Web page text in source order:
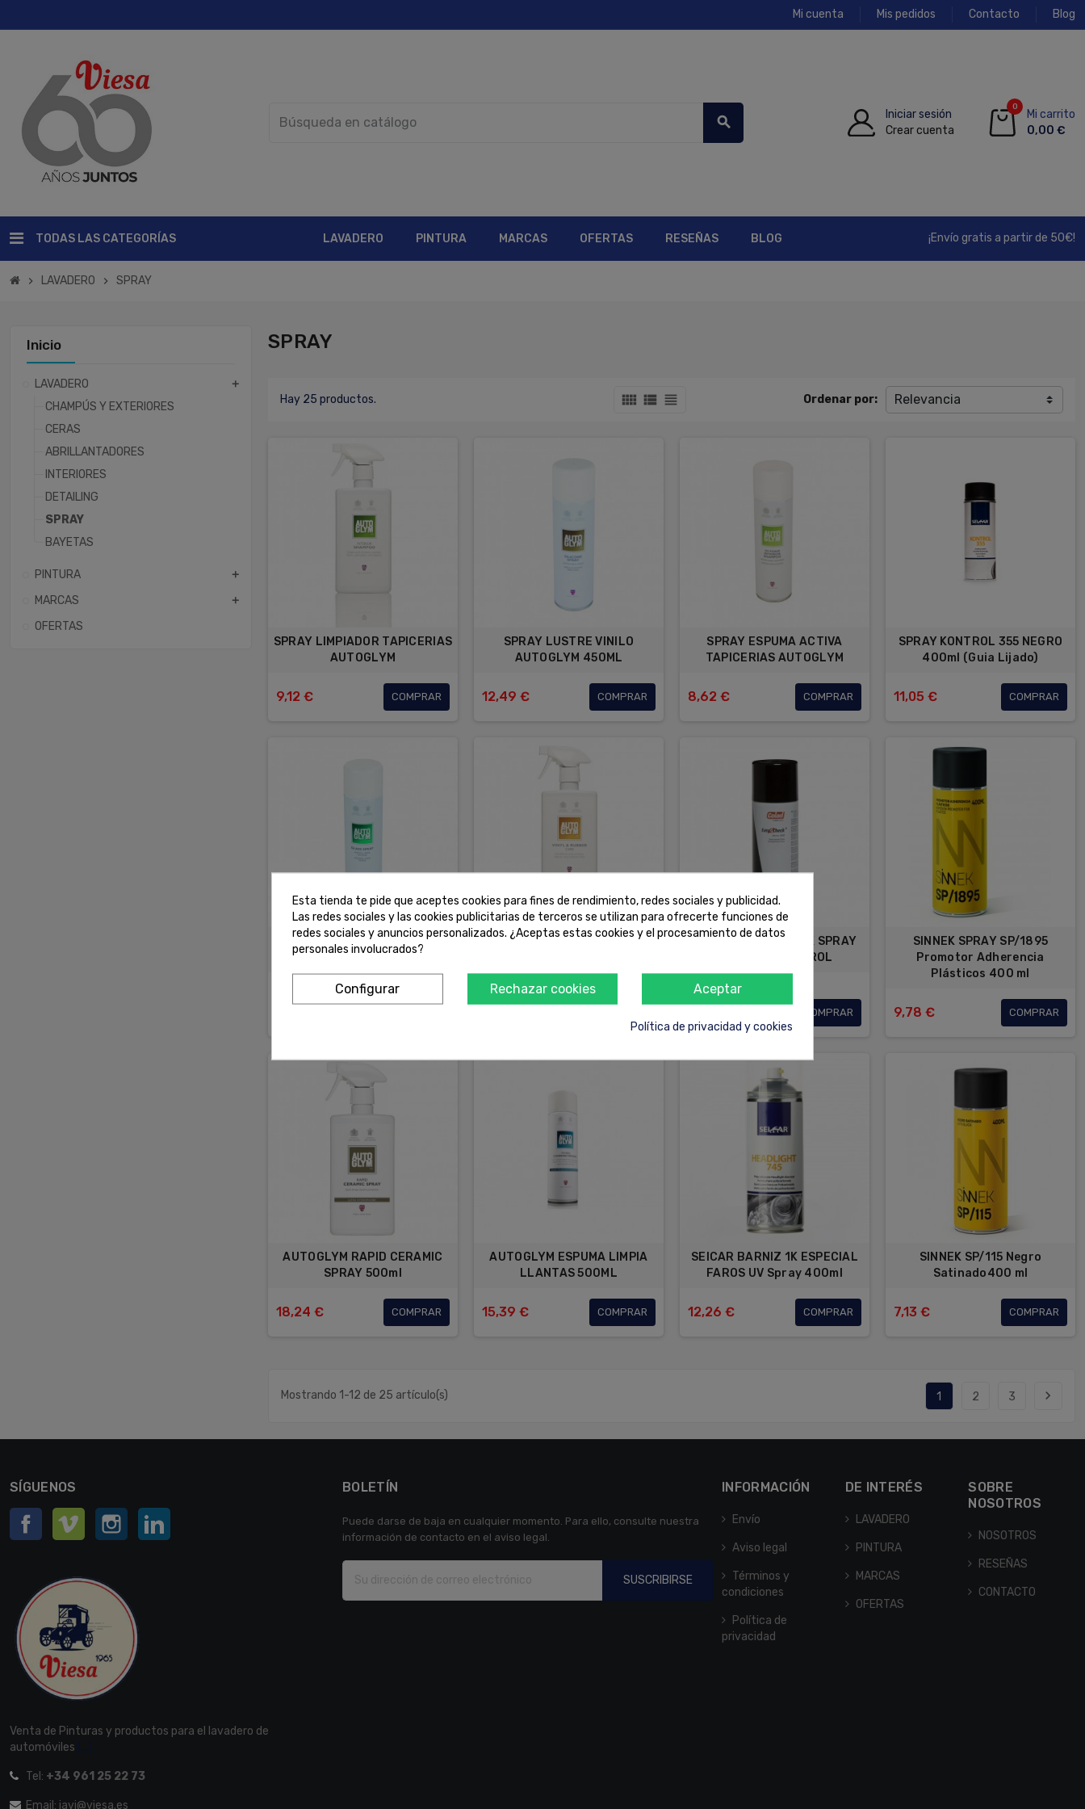
Mi cuenta Mis pedidos Contacto Blog
search
Iniciar sesión
Crear cuenta
0
Mi carrito
0,00 €
TODAS LAS CATEGORÍAS LAVADERO PINTURA MARCAS OFERTAS RESEÑAS BLOG ¡Envío gratis a partir de 50€!
chevron_right LAVADERO chevron_right SPRAY
Inicio
LAVADERO add
CHAMPÚS Y EXTERIORES
CERAS
ABRILLANTADORES
INTERIORES
DETAILING
SPRAY
BAYETAS
PINTURA add
MARCAS add
OFERTAS
SPRAY
view_comfy view_list view_headline Ordenar por: Relevancia
Hay 25 productos.
SPRAY LIMPIADOR TAPICERIAS
AUTOGLYM
9,12 € COMPRAR
SPRAY LUSTRE VINILO
AUTOGLYM 450ML
12,49 € COMPRAR
SPRAY ESPUMA ACTIVA
TAPICERIAS AUTOGLYM
8,62 € COMPRAR
SPRAY KONTROL 355 NEGRO
400ml (Guia Lijado)
11,05 € COMPRAR
AUTOGLYM LIMPIACRISTALES
EN SPRAY
AUTOGLYM LIMPIADRO GOMAS
COLAD EASY2CHECK SPRAY
ACABADO KONTROL
COMPRAR
SINNEK SPRAY SP/1895
Promotor Adherencia
Plásticos 400 ml
9,78 € COMPRAR
AUTOGLYM RAPID CERAMIC
SPRAY 500ml
18,24 € COMPRAR
AUTOGLYM ESPUMA LIMPIA
LLANTAS 500ML
15,39 € COMPRAR
SEICAR BARNIZ 1K ESPECIAL
FAROS UV Spray 400ml
12,26 € COMPRAR
SINNEK SP/115 Negro
Satinado400 ml
7,13 € COMPRAR
Mostrando 1-12 de 25 artículo(s) 1 2 3 navigate_next
SÍGUENOS
Facebook Vimeo Instagram
Venta de Pinturas y productos para el lavadero de
automóviles
Tel: +34 961 25 22 73
Email: javi@viesa.es
BOLETÍN
Puede darse de baja en cualquier momento. Para ello, consulte nuestra
información de contacto en el aviso legal.
SUSCRIBIRSE
INFORMACIÓN
Envío
Aviso legal
Términos y
condiciones
Política de
privacidad
DE INTERÉS
LAVADERO
PINTURA
MARCAS
OFERTAS
SOBRE
NOSOTROS
NOSOTROS
RESEÑAS
CONTACTO
Esta tienda te pide que aceptes cookies para fines de rendimiento, redes sociales y publicidad.
Las redes sociales y las cookies publicitarias de terceros se utilizan para ofrecerte funciones de
redes sociales y anuncios personalizados. ¿Aceptas estas cookies y el procesamiento de datos
personales involucrados?
Aceptar
Rechazar cookies
Configurar
Política de privacidad y cookies